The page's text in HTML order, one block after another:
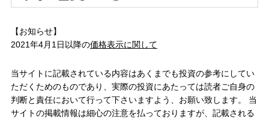
【お知らせ】
2021年4月1日以降の価格表示に関して
当サイトに記載されている内容はあくまでも投資の参考にしてい
ただくためのものであり、実際の投資にあたっては読者ご自身の
判断と責任において行って下さいますよう、お願い致します。 当
サイトの掲載情報は細心の注意を払っておりますが、記載される